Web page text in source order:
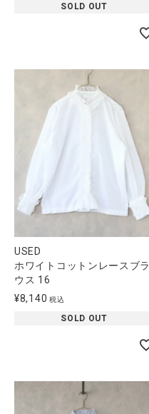
ご利用ガイド
お問い合わせ
ショップリスト
SOLD OUT
USED
ホワイトコットンレースブラ
ウス 16
¥8,140 税込
SOLD OUT